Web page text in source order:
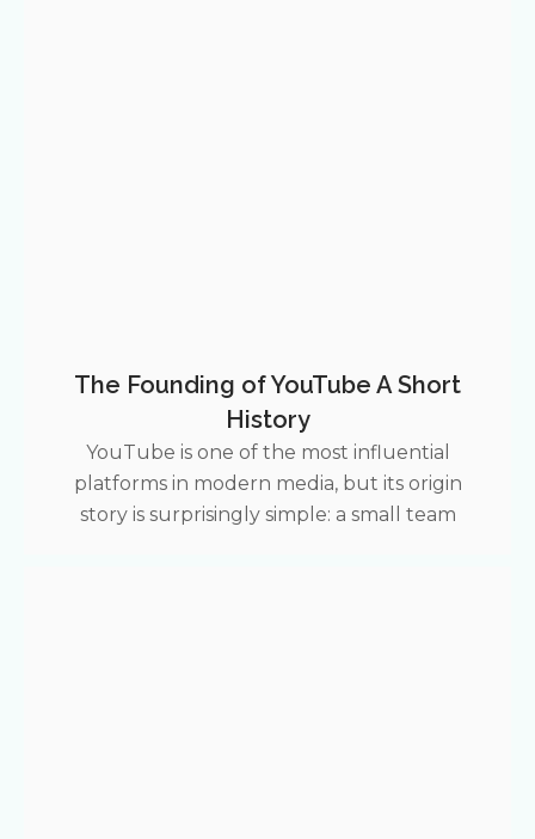
The Founding of YouTube A Short
History
YouTube is one of the most influential
platforms in modern media, but its origin
story is surprisingly simple: a small team